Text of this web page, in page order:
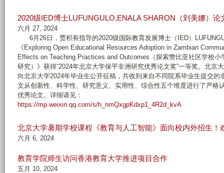
2020级IED博士LUFUNGULO,ENALA SHARON（刘美娜）论
六月 27, 2024
6月26日，贾积有指导的2020级国际教育发展博士（IED）
《Exploring Open Educational Resources Adoption in Zambian
Effects on Teaching Practices and Outcomes（探索赞比亚社区学校
研究）》获得“2024年北京大学保平非洲研究优秀论文奖”一等奖。北京
向北京大学2024年毕业生公开征稿，共收到来自不同院系毕业生提交
文从创新性、科学性、研究意义、实用性、综合性五个维度进行了严格
优秀论文。详细请见：
https://mp.weixin.qq.com/s/h_nmQxgpKdxp1_4R2d_kvA
北京大学暑期学校课程《教育与人工智能》面向校内外招生！
六月 6, 2024
教育学院师生访问香港教育大学推进项目合作
五月 10, 2024